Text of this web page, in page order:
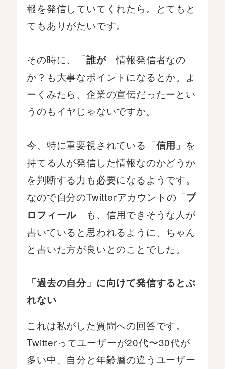
報を発信していてくれたら。とてもと
てもありがたいです。
その時に、「誰が」情報発信者なの
か？も大事なポイントになるとか。よ
ーくみたら、企業の宣伝だったーとい
うのもイヤじゃないですか。
今、特に重要視されている「信用 」を
持てる人が発信した情報なのかどうか
を判断する力も必要になるようです。
なので自分のTwitterアカウントの「プ
ロフィール 」も、信用できそうな人が
書いていると思われるように、ちゃん
と書いた方が良いとのことでした。
「過去の自分」に向けて発信するとぶ
れない
これは私がした質問への回答です。
Twitterってユーザーが20代〜30代が
多い中、自分と年齢層の違うユーザー